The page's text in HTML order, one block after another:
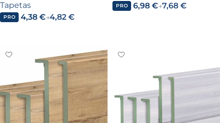
Tapetas
PRO 4,38€→4,82€
PRO 6,98€→7,68€